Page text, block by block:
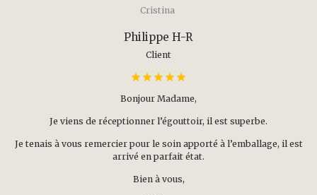
Cristina
Philippe H-R
Client
Bonjour Madame,
Je viens de réceptionner l’égouttoir, il est superbe.
Je tenais à vous remercier pour le soin apporté à l’emballage, il est
arrivé en parfait état.
Bien à vous,